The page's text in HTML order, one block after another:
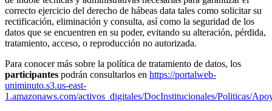
correcto ejercicio del derecho de hábeas data tales como solicitar su
rectificación, eliminación y consulta, así como la seguridad de los
datos que se encuentren en su poder, evitando su alteración, pérdida,
tratamiento, acceso, o reproducción no autorizada.
Para conocer más sobre la política de tratamiento de datos, los
participantes podrán consultarlos en https://portalweb-
uniminuto.s3.us-east-
1.amazonaws.com/activos_digitales/DocInstitucionales/Politicas/